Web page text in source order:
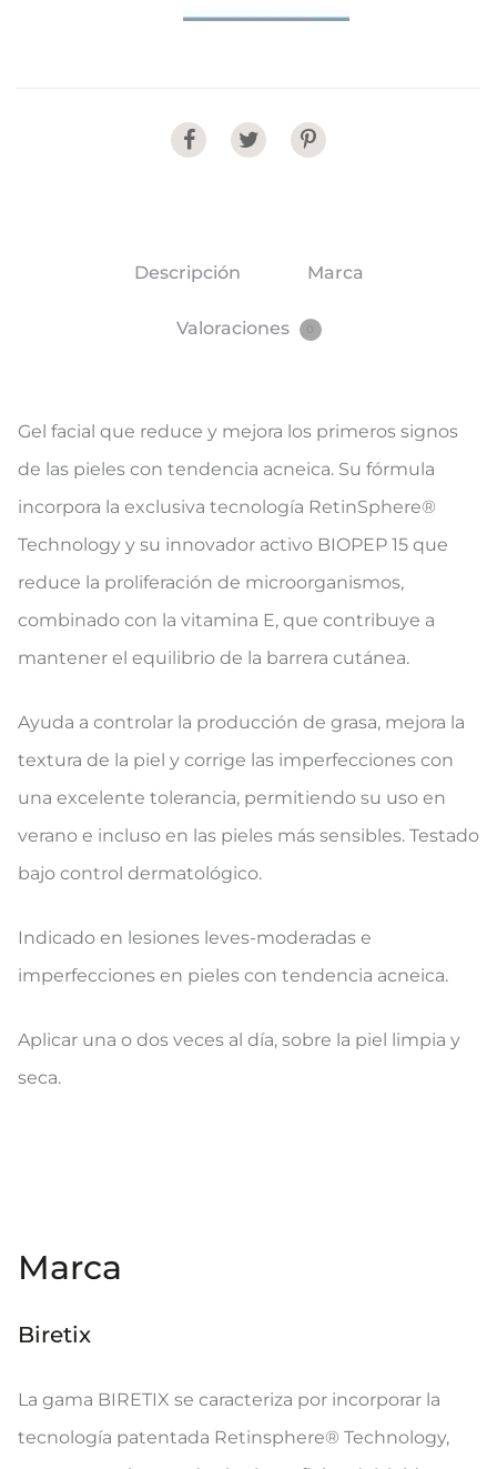
Share
Descripción Marca
Valoraciones
Gel facial que reduce y mejora los primeros signos
de las pieles con tendencia acneica. Su fórmula
incorpora la exclusiva tecnología RetinSphere®
Technology y su innovador activo BIOPEP 15 que
reduce la proliferación de microorganismos,
combinado con la vitamina E, que contribuye a
mantener el equilibrio de la barrera cutánea.
Ayuda a controlar la producción de grasa, mejora la
textura de la piel y corrige las imperfecciones con
una excelente tolerancia, permitiendo su uso en
verano e incluso en las pieles más sensibles. Testado
bajo control dermatológico.
Indicado en lesiones leves-moderadas e
imperfecciones en pieles con tendencia acneica.
Aplicar una o dos veces al día, sobre la piel limpia y
seca.
Marca
Biretix
La gama BIRETIX se caracteriza por incorporar la
tecnología patentada Retinsphere® Technology,